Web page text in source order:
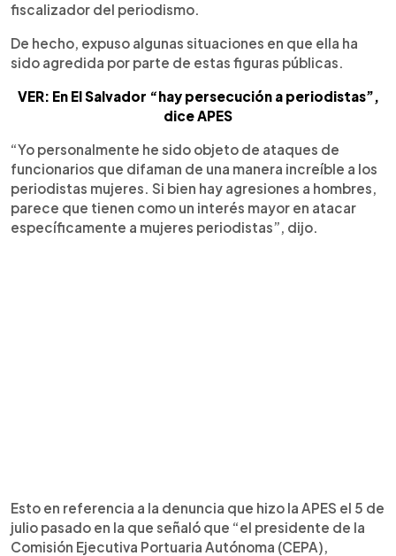
fiscalizador del periodismo.
De hecho, expuso algunas situaciones en que ella ha
sido agredida por parte de estas figuras públicas.
VER: En El Salvador “hay persecución a periodistas”,
dice APES
“Yo personalmente he sido objeto de ataques de
funcionarios que difaman de una manera increíble a los
periodistas mujeres. Si bien hay agresiones a hombres,
parece que tienen como un interés mayor en atacar
específicamente a mujeres periodistas”, dijo.
Esto en referencia a la denuncia que hizo la APES el 5 de
julio pasado en la que señaló que “el presidente de la
Comisión Ejecutiva Portuaria Autónoma (CEPA),